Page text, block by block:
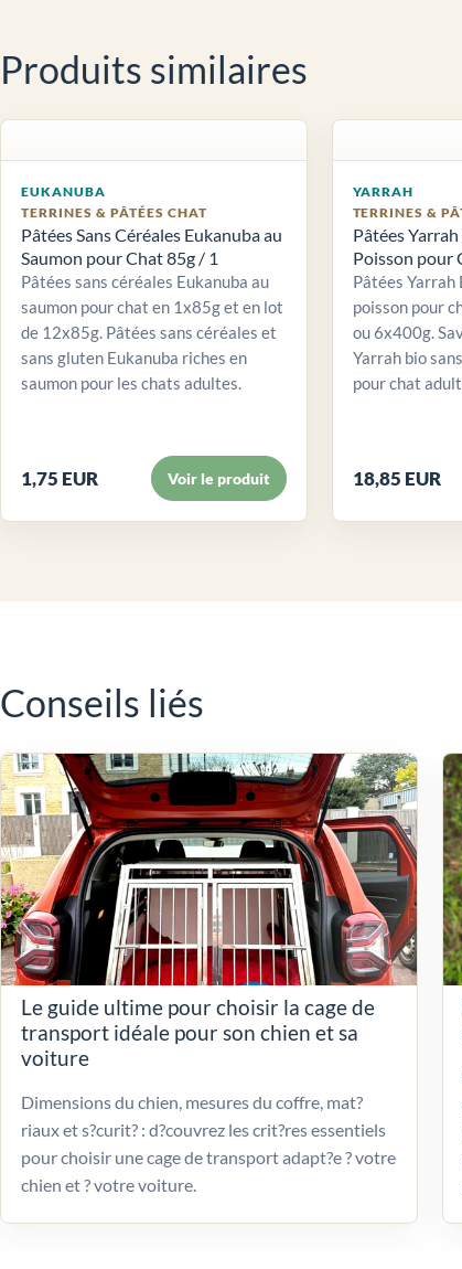
Produits similaires
EUKANUBA
TERRINES & PÂTÉES CHAT
Pâtées Sans Céréales Eukanuba au
Saumon pour Chat 85g / 1
Pâtées sans céréales Eukanuba au
saumon pour chat en 1x85g et en lot
de 12x85g. Pâtées sans céréales et
sans gluten Eukanuba riches en
saumon pour les chats adultes.
1,75 EUR Voir le produit
YARRAH
TERRINES &
Pâtées
Poisson pour
Pâtées Yarrah
poisson pour
ou 6x400g.
Yarrah bio
pour chat
18,85 EUR
Conseils liés
Le guide ultime pour choisir la cage de
transport idéale pour son chien et sa
voiture
Dimensions du chien, mesures du coffre, mat?
riaux et s?curit? : d?couvrez les crit?res essentiels
pour choisir une cage de transport adapt?e ? votre
chien et ? votre voiture.